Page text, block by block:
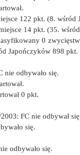
122 pkt. (8. wśród
14 pkt. (35.
0
Japończyków 898 pkt.
nie odbywało się.
0 pkt.
FC nie odbywał
się.
odbywało się.